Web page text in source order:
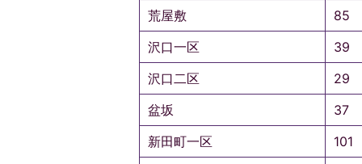
荒屋敷
85
沢口一区
39
沢口二区
29
盆坂
37
新田町一区
101